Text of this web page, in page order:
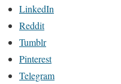
LinkedIn
Reddit
Tumblr
Pinterest
Telegram